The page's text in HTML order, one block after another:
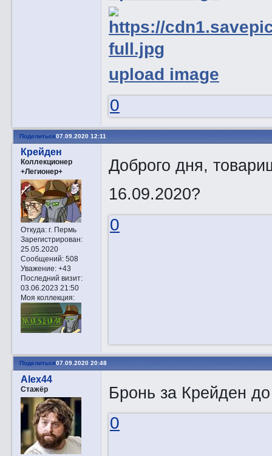
upload image
0
Поделиться07.09.2020 12:11
Крейден
Коллекционер
+Легионер+
Откуда:г. Пермь
Зарегистрирован:
25.05.2020
Сообщений:508
Уважение: +43
Последний визит:
03.06.2023 21:50
Моя коллекция:
Доброго дня,
16.09.2020?
0
Поделиться07.09.2020 20:48
Alex44
Стажёр
Бронь за Крейден
0